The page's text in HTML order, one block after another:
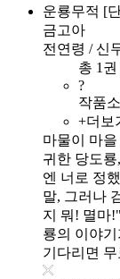
운룡무적 [
금고아
전연령 / 신
총 1
?
작품
+더보
마물이 마
귀한 당도
엔 너로 정
말, 그러나
지 뭐! 멸마
룡의 이야
기다리면 무